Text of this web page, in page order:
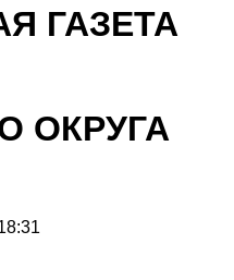
ГАЗЕТА
ОКРУГА